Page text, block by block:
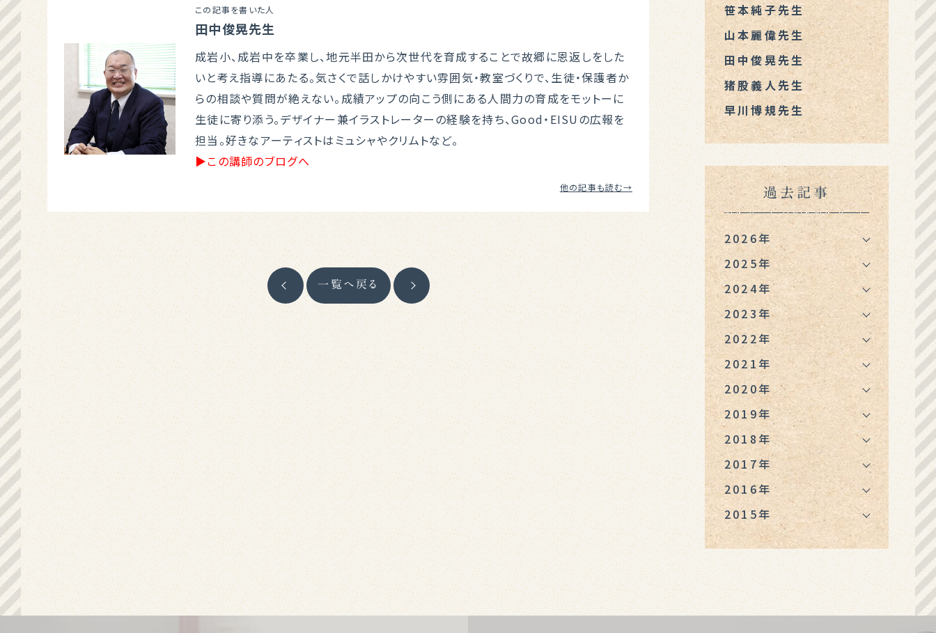
この記事を書いた人
田中俊晃先生
成岩小、成岩中を卒業し、地元半田から次世代を育成することで故郷に恩返しをした
いと考え指導にあたる。気さくで話しかけやすい雰囲気・教室づくりで、生徒・保護者か
らの相談や質問が絶えない。成績アップの向こう側にある人間力の育成をモットーに
生徒に寄り添う。デザイナー兼イラストレーターの経験を持ち、Good・EISUの広報を
担当。好きなアーティストはミュシャやクリムトなど。
▶この講師のブログへ
他の記事も読む→
一覧へ戻る
笹本純子先生
山本麗偉先生
田中俊晃先生
猪股義人先生
早川博規先生
過去記事
2026年
2025年
2024年
2023年
2022年
2021年
2020年
2019年
2018年
2017年
2016年
2015年